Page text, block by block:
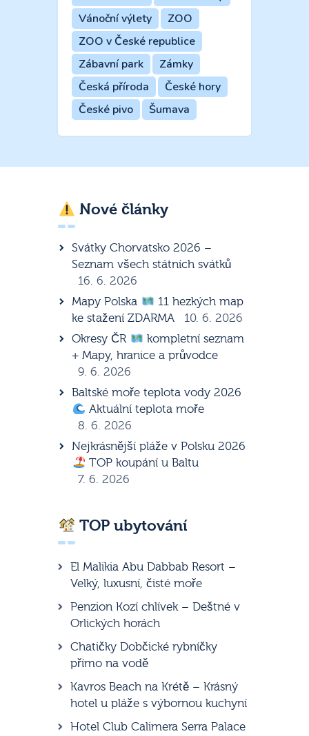
Vánoční výlety
ZOO
ZOO v České republice
Zábavní park
Zámky
Česká příroda
České hory
České pivo
Šumava
Nové články
Svátky Chorvatsko 2026 –
Seznam všech státních svátků
16. 6. 2026
Mapy Polska
11 hezkých map
ke stažení ZDARMA
10. 6. 2026
Okresy ČR
kompletní seznam
+ Mapy, hranice a průvodce
9. 6. 2026
Baltské moře teplota vody 2026
Aktuální teplota moře
8. 6. 2026
Nejkrásnější pláže v Polsku 2026
TOP koupání u Baltu
7. 6. 2026
TOP ubytování
El Malikia Abu Dabbab Resort –
Velký, luxusní, čisté moře
Penzion Kozí chlívek – Deštné v
Orlických horách
Chatičky Dobčické rybníčky
přímo na vodě
Kavros Beach na Krétě – Krásný
hotel u pláže s výbornou kuchyní
Hotel Club Calimera Serra Palace